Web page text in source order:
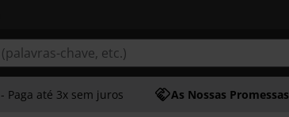
- Paga até 3x sem juros As Nossas Promessas